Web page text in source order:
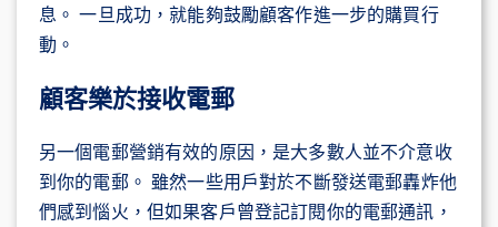
息。 一旦成功，就能夠鼓勵顧客作進一步的購買行
動。
顧客樂於接收電郵
另一個電郵營銷有效的原因，是大多數人並不介意收
到你的電郵。 雖然一些用戶對於不斷發送電郵轟炸他
們感到惱火，但如果客戶曾登記訂閱你的電郵通訊，